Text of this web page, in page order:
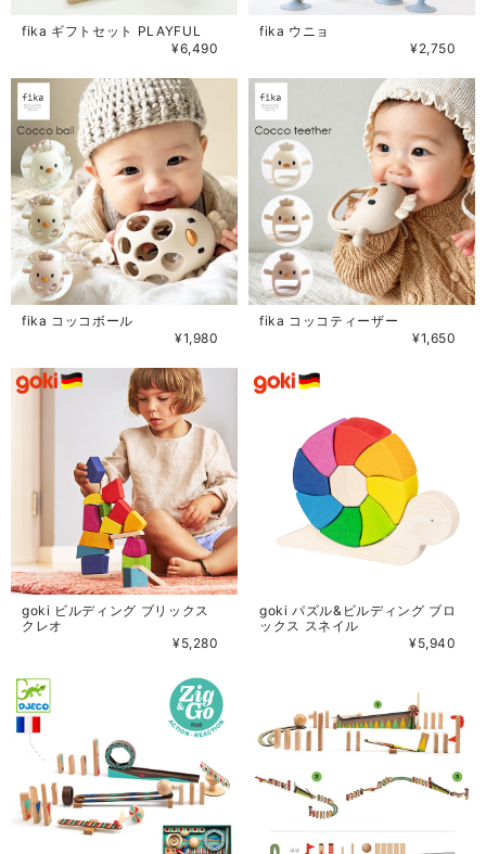
fika ギフトセット PLAYFUL
¥6,490
fika ウニョ
¥2,750
fika コッコボール
¥1,980
fika コッコティーザー
¥1,650
goki ビルディング ブリックス
クレオ
¥5,280
goki パズル&ビルディング ブロ
ックス スネイル
¥5,940